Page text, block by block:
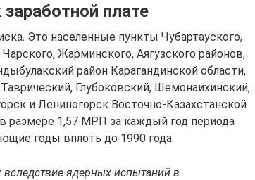
плате
Это населенные пункты Чубартауского,
Жарминского, Аягузского районов,
район Карагандинской области,
Глубоковский, Шемонаихинский,
и Лениногорск Восточно-Казахстанской
размере 1,57 МРП за каждый год периода
годы вплоть до 1990 года.
ядерных испытаний в